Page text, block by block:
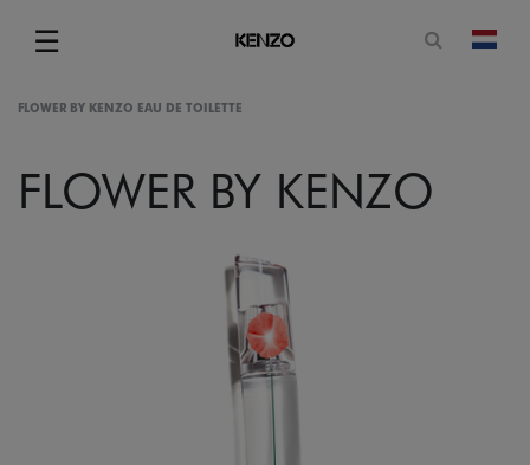
☰
Menu
Open
FLOWER BY KENZO EAU DE TOILETTE
FLOWER BY KENZO